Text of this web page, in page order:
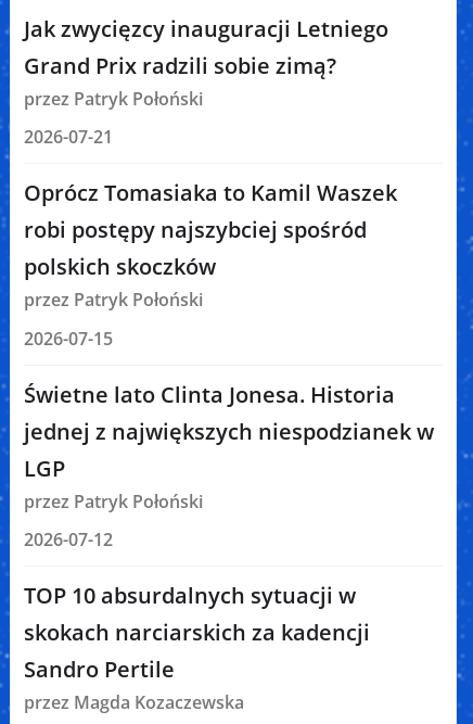
Jak zwycięzcy inauguracji Letniego
Grand Prix radzili sobie zimą?
przez Patryk Połoński
2026-07-21
Oprócz Tomasiaka to Kamil Waszek
robi postępy najszybciej spośród
polskich skoczków
przez Patryk Połoński
2026-07-15
Świetne lato Clinta Jonesa. Historia
jednej z największych niespodzianek w
LGP
przez Patryk Połoński
2026-07-12
TOP 10 absurdalnych sytuacji w
skokach narciarskich za kadencji
Sandro Pertile
przez Magda Kozaczewska